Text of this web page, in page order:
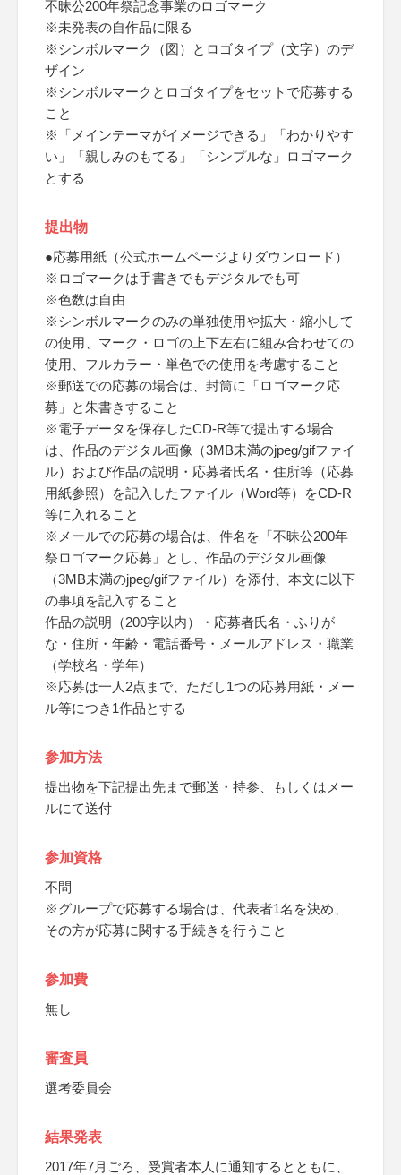
不昧公200年祭記念事業のロゴマーク
※未発表の自作品に限る
※シンボルマーク（図）とロゴタイプ（文字）のデ
ザイン
※シンボルマークとロゴタイプをセットで応募する
こと
※「メインテーマがイメージできる」「わかりやす
い」「親しみのもてる」「シンプルな」ロゴマーク
とする
提出物
●応募用紙（公式ホームページよりダウンロード）
※ロゴマークは手書きでもデジタルでも可
※色数は自由
※シンボルマークのみの単独使用や拡大・縮小して
の使用、マーク・ロゴの上下左右に組み合わせての
使用、フルカラー・単色での使用を考慮すること
※郵送での応募の場合は、封筒に「ロゴマーク応
募」と朱書きすること
※電子データを保存したCD-R等で提出する場合
は、作品のデジタル画像（3MB未満のjpeg/gifファイ
ル）および作品の説明・応募者氏名・住所等（応募
用紙参照）を記入したファイル（Word等）をCD-R
等に入れること
※メールでの応募の場合は、件名を「不昧公200年
祭ロゴマーク応募」とし、作品のデジタル画像
（3MB未満のjpeg/gifファイル）を添付、本文に以下
の事項を記入すること
作品の説明（200字以内）・応募者氏名・ふりが
な・住所・年齢・電話番号・メールアドレス・職業
（学校名・学年）
※応募は一人2点まで、ただし1つの応募用紙・メー
ル等につき1作品とする
参加方法
提出物を下記提出先まで郵送・持参、もしくはメー
ルにて送付
参加資格
不問
※グループで応募する場合は、代表者1名を決め、
その方が応募に関する手続きを行うこと
参加費
無し
審査員
選考委員会
結果発表
2017年7月ごろ、受賞者本人に通知するとともに、